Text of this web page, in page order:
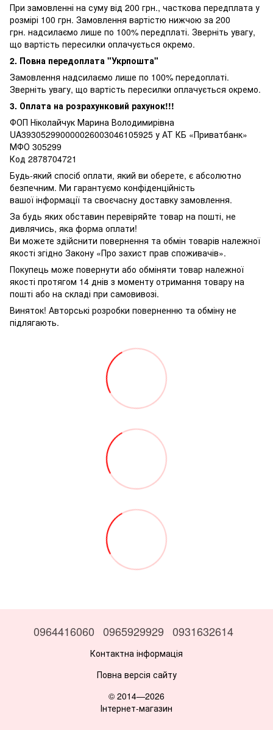
При замовленні на суму від 200 грн., часткова передплата у
розмірі 100 грн. Замовлення вартістю нижчою за 200
грн. надсилаємо лише по 100% передплаті. Зверніть увагу,
що вартість пересилки оплачується окремо.
2. Повна передоплата "Укрпошта"
Замовлення надсилаємо лише по 100% передоплаті.
Зверніть увагу, що вартість пересилки оплачується окремо.
3. Оплата на розрахунковий рахунок!!!
ФОП Ніколайчук Марина Володимирівна
UA393052990000026003046105925 у АТ КБ «Приватбанк»
МФО 305299
Код 2878704721
Будь-який спосіб оплати, який ви оберете, є абсолютно
безпечним. Ми гарантуємо конфіденційність
вашої інформації та своєчасну доставку замовлення.
За будь яких обставин перевіряйте товар на пошті, не
дивлячись, яка форма оплати!
Ви можете здійснити повернення та обмін товарів належної
якості згідно Закону «Про захист прав споживачів».
Покупець може повернути або обміняти товар належної
якості протягом 14 днів з моменту отримання товару на
пошті або на складі при самовивозі.
Виняток! Авторські розробки поверненню та обміну не
підлягають.
0964416060 0965929929 0931632614
Контактна інформація
Повна версія сайту
© 2014—2026
Інтернет-магазин